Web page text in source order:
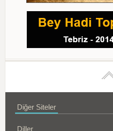
Diğer Siteler
Diller